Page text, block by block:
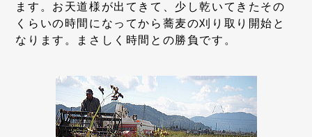
ます。お天道様が出てきて、少し乾いてきたその
くらいの時間になってから蕎麦の刈り取り開始と
なります。まさしく時間との勝負です。